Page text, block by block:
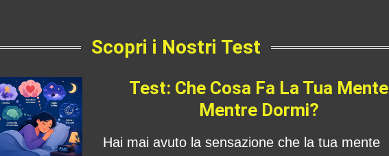
Scopri i Nostri Test
Test: Che Cosa Fa La Tua Mente
Mentre Dormi?
Hai mai avuto la sensazione che la tua mente